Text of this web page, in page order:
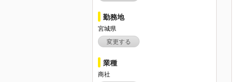
勤務地
宮城県
変更する
業種
商社